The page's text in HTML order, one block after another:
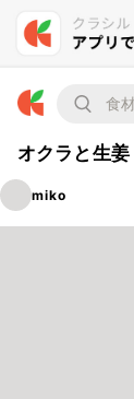
オクラと生
miko